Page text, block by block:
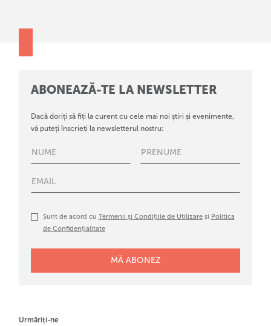
ABONEAZĂ-TE LA NEWSLETTER
Dacă doriți să fiți la curent cu cele mai noi știri și evenimente,
vă puteți înscrieți la newsletterul nostru:
Sunt de acord cu Termenii și Condițiile de Utilizareși Politica
de Confidențialitate
Urmăriți-ne